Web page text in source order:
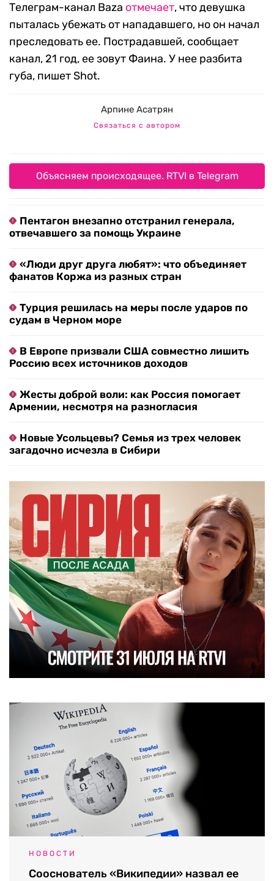
Телеграм-канал Baza отмечает, что девушка
пыталась убежать от нападавшего, но он начал
преследовать ее. Пострадавшей, сообщает
канал, 21 год, ее зовут Фаина. У нее разбита
губа, пишет Shot.
Арпине Асатрян
Связаться с автором
Объясняем происходящее. RTVI в Telegram
Пентагон внезапно отстранил генерала,
отвечавшего за помощь Украине
«Люди друг друга любят»: что объединяет
фанатов Коржа из разных стран
Турция решилась на меры после ударов по
судам в Черном море
В Европе призвали США совместно лишить
Россию всех источников доходов
Жесты доброй воли: как Россия помогает
Армении, несмотря на разногласия
Новые Усольцевы? Семья из трех человек
загадочно исчезла в Сибири
НОВОСТИ
Сооснователь «Википедии» назвал ее